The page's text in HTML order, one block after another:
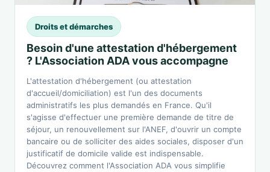
Droits et démarches
Besoin d'une attestation d'hébergement
? L'Association ADA vous accompagne
L'attestation d'hébergement (ou attestation
d'accueil/domiciliation) est l'un des documents
administratifs les plus demandés en France. Qu'il
s'agisse d'effectuer une première demande de titre de
séjour, un renouvellement sur l'ANEF, d'ouvrir un compte
bancaire ou de solliciter des aides sociales, disposer d'un
justificatif de domicile valide est indispensable.
Découvrez comment l'Association ADA vous simplifie